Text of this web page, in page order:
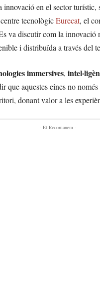
innovació en el sector turístic,
tecnològicEurecat, el
va discutir com la innovació
i distribuïda a través del
immersives,
aquestes eines no
donant valor a les
- Et Recomanem -